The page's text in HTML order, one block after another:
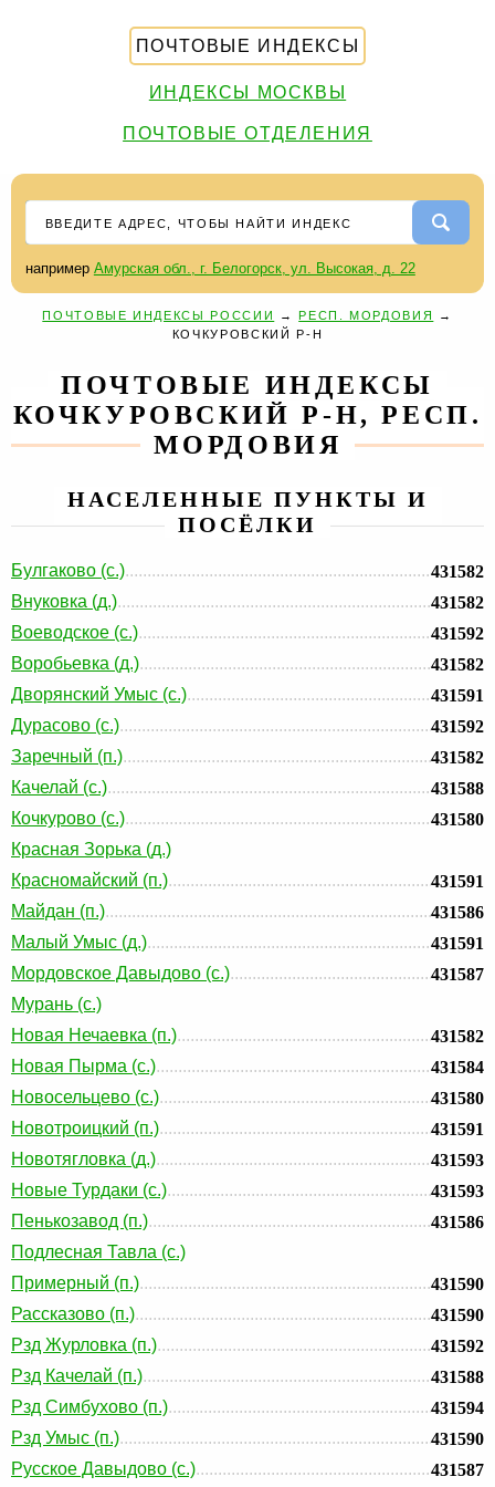
ПОЧТОВЫЕ ИНДЕКСЫ
ИНДЕКСЫ МОСКВЫ
ПОЧТОВЫЕ ОТДЕЛЕНИЯ
например Амурская обл., г. Белогорск, ул. Высокая, д. 22
ПОЧТОВЫЕ ИНДЕКСЫ РОССИИ →РЕСП. МОРДОВИЯ
→
КОЧКУРОВСКИЙ Р-Н
ПОЧТОВЫЕ ИНДЕКСЫ
КОЧКУРОВСКИЙ Р-Н, РЕСП.
МОРДОВИЯ
НАСЕЛЕННЫЕ ПУНКТЫ И
ПОСЁЛКИ
Булгаково (с.)
431582
Внуковка (д.)
431582
Воеводское (с.)
431592
Воробьевка (д.)
431582
Дворянский Умыс (с.)
431591
Дурасово (с.)
431592
Заречный (п.)
431582
Качелай (с.)
431588
Кочкурово (с.)
431580
Красная Зорька (д.)
Красномайский (п.)
431591
Майдан (п.)
431586
Малый Умыс (д.)
431591
Мордовское Давыдово (с.)
431587
Мурань (с.)
Новая Нечаевка (п.)
431582
Новая Пырма (с.)
431584
Новосельцево (с.)
431580
Новотроицкий (п.)
431591
Новотягловка (д.)
431593
Новые Турдаки (с.)
431593
Пенькозавод (п.)
431586
Подлесная Тавла (с.)
Примерный (п.)
431590
Рассказово (п.)
431590
Рзд Журловка (п.)
431592
Рзд Качелай (п.)
431588
Рзд Симбухово (п.)
431594
Рзд Умыс (п.)
431590
Русское Давыдово (с.)
431587